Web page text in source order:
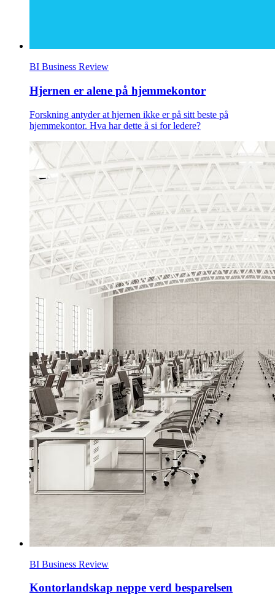
BI Business Review
Hjernen er alene på hjemmekontor
Forskning antyder at hjernen ikke er på sitt beste på
hjemmekontor. Hva har dette å si for ledere?
BI Business Review
Kontorlandskap neppe verd besparelsen